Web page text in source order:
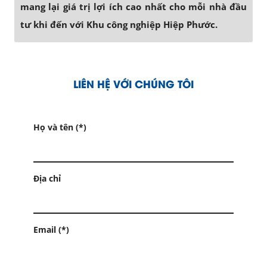
mang lại giá trị lợi ích cao nhất cho mỗi nhà đầu
tư khi đến với Khu công nghiệp Hiệp Phước.
LIÊN HỆ VỚI CHÚNG TÔI
Họ và tên (*)
Địa chỉ
Email (*)